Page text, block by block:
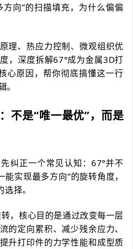
方向”的扫描填充，为什么偏偏
理、热应力控制、微观组织优
，深度拆解67°成为金属3D打
心原因，帮你彻底搞懂这一行
。
不是“唯一最优”，而是
纠正一个常见认知：67°并不
实现最多方向”的旋转角度，
择。
，核心目的是通过改变每一层
的定向累积、减少残余应力、
升打印件的力学性能和成型质